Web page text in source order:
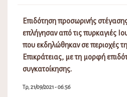
Επιδότηση προσωρινής
επλήγησαν από τις πυρκαγιές
που εκδηλώθηκαν σε περιοχές
Επικράτειας, με τη μορφή
συγκατοίκησης.
Τρ, 21/09/2021 - 06:56